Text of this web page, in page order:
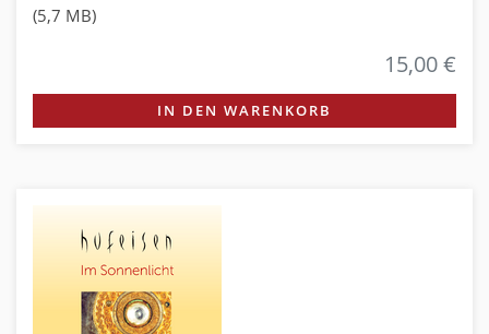
(5,7 MB)
15,00 €
IN DEN WARENKORB